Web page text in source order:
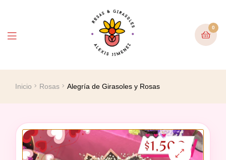
0
Inicio Rosas Alegría de Girasoles y Rosas